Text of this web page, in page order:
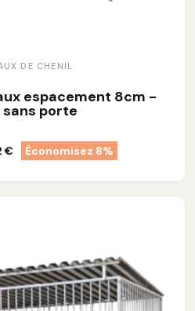
DE CHENIL
espacement 8cm -
sans porte
€ Économisez 8%
au panier